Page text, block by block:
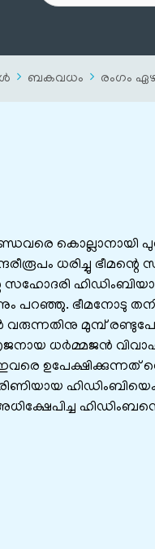
ബകവധം രംഗം
കൊല്ലാനായി
ധരിച്ചു ഭീമന്റെ
സഹോദരി
പറഞ്ഞു. ഭീമനോടു
മുമ്പ്
ധര്‍മ്മജന്‍
ഇവരെ